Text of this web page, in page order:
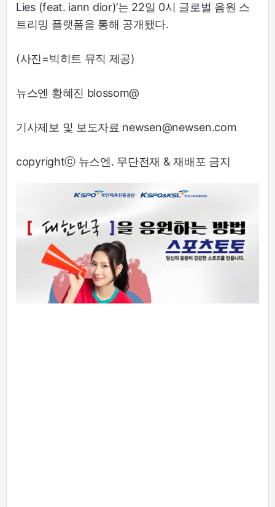
Lies (feat. iann dior)’는 22일 0시 글로벌 음원 스
트리밍 플랫폼을 통해 공개됐다.
(사진=빅히트 뮤직 제공)
뉴스엔 황혜진 blossom@
기사제보 및 보도자료 newsen@newsen.com
copyrightⓒ 뉴스엔. 무단전재 & 재배포 금지